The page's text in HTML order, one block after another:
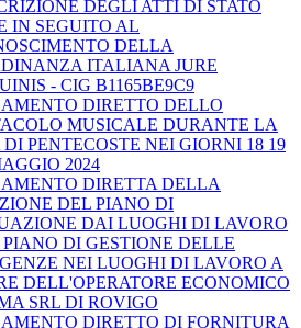
DEGLI ATTI DI STATO
IN SEGUITO AL
DELLA
ITALIANA JURE
- CIG B1165BE9C9
DIRETTO DELLO
MUSICALE DURANTE LA
DI PENTECOSTE NEI GIORNI 18 19
2024
DIRETTA DELLA
DEL PIANO DI
DAI LUOGHI DI LAVORO
PIANO DI GESTIONE DELLE
NEI LUOGHI DI LAVORO A
DELL'OPERATORE ECONOMICO
SRL DI ROVIGO
DIRETTO DI FORNITURA